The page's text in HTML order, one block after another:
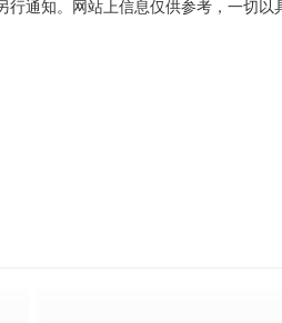
通知。网站上信息仅供参考，一切以